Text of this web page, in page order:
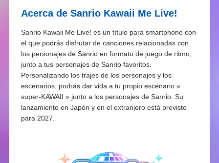
Acerca de Sanrio Kawaii Me Live!
Sanrio Kawaii Me Live! es un título para smartphone con
el que podrás disfrutar de canciones relacionadas con
los personajes de Sanrio en formato de juego de ritmo,
junto a tus personajes de Sanrio favoritos.
Personalizando los trajes de los personajes y los
escenarios, podrás dar vida a tu propio escenario «
super-KAWAII » junto a los personajes de Sanrio. Su
lanzamiento en Japón y en el extranjero está previsto
para 2027.